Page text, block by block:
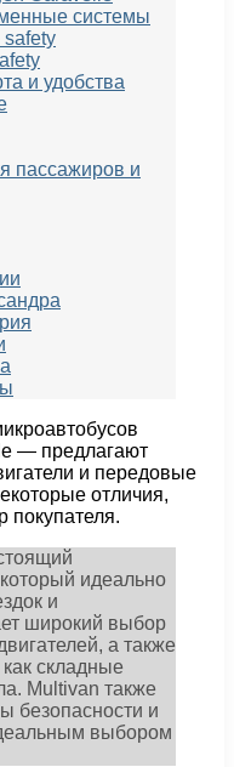
системы
и удобства
пассажиров и
— предлагают
и передовые
отличия,
покупателя.
идеально
и
широкий выбор
а также
складные
Multivan также
безопасности и
выбором